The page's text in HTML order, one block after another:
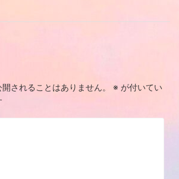
されることはありません。 ※ が付いてい